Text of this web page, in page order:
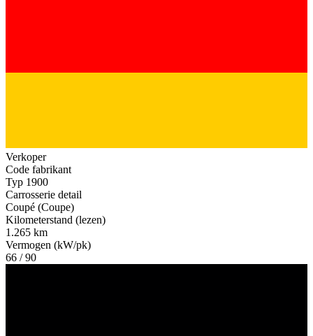
Verkoper
Code fabrikant
Typ 1900
Carrosserie detail
Coupé (Coupe)
Kilometerstand (lezen)
1.265 km
Vermogen (kW/pk)
66 / 90